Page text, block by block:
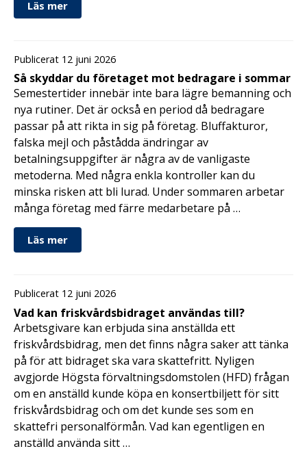
Läs mer
Publicerat 12 juni 2026
Så skyddar du företaget mot bedragare i sommar
Semestertider innebär inte bara lägre bemanning och
nya rutiner. Det är också en period då bedragare
passar på att rikta in sig på företag. Bluffakturor,
falska mejl och påstådda ändringar av
betalningsuppgifter är några av de vanligaste
metoderna. Med några enkla kontroller kan du
minska risken att bli lurad. Under sommaren arbetar
många företag med färre medarbetare på …
Läs mer
Publicerat 12 juni 2026
Vad kan friskvårdsbidraget användas till?
Arbetsgivare kan erbjuda sina anställda ett
friskvårdsbidrag, men det finns några saker att tänka
på för att bidraget ska vara skattefritt. Nyligen
avgjorde Högsta förvaltningsdomstolen (HFD) frågan
om en anställd kunde köpa en konsertbiljett för sitt
friskvårdsbidrag och om det kunde ses som en
skattefri personalförmån. Vad kan egentligen en
anställd använda sitt …